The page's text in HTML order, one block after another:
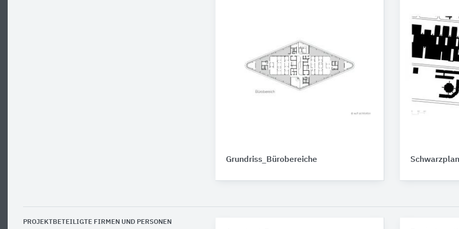
Grundriss_Bürobereiche Schwarzplan
PROJEKTBETEILIGTE FIRMEN UND PERSONEN